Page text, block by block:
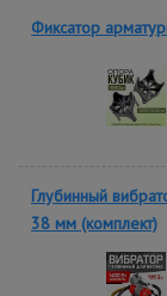
Фиксатор
Глубинный
38 мм (комплект)